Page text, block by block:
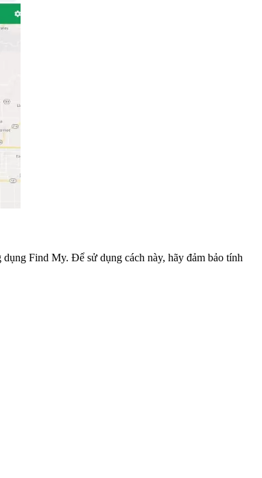
Find My. Để sử dụng cách này, hãy đảm bảo tính